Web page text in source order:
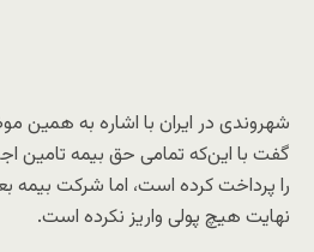
شهروندی در ایران با اشاره به همین
گفت با این‌که تمامی حق بیمه تامین
را پرداخت کرده است، اما شرکت بیمه
نهایت هیچ پولی واریز نکرده است.